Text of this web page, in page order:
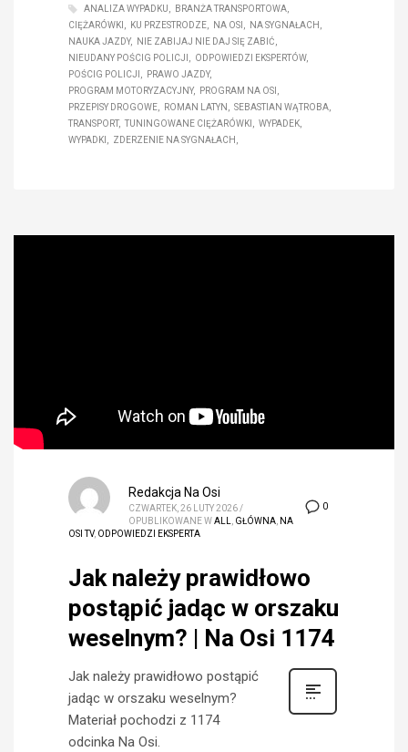
ANALIZA WYPADKU
BRANŻA TRANSPORTOWA
CIĘŻARÓWKI
KU PRZESTRODZE NA OSI
NA SYGNAŁACH
NAUKA JAZDY
NIE ZABIJAJ NIE DAJ SIĘ ZABIĆ
NIEUDANY POŚCIG POLICJI
ODPOWIEDZI EKSPERTÓW
POŚCIG POLICJI
PRAWO JAZDY
PROGRAM MOTORYZACYJNY
PROGRAM NA OSI
PRZEPISY DROGOWE
ROMAN LATYN
SEBASTIAN WĄTROBA
TRANSPORT
TUNINGOWANE CIĘŻARÓWKI
WYPADEK
WYPADKI
ZDERZENIE NA SYGNAŁACH
0
Redakcja Na Osi
CZWARTEK, 26 LUTY 2026/
OPUBLIKOWANE WALL, GŁÓWNA, NA
OSI TV, ODPOWIEDZI EKSPERTA
Jak należy prawidłowo
postąpić jadąc w orszaku
weselnym? | Na Osi 1174
Jak należy prawidłowo postąpić
jadąc w orszaku weselnym?
Materiał pochodzi z 1174
odcinka Na Osi.